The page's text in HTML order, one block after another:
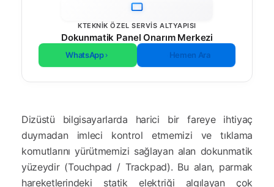
KTEKNIK ÖZEL SERVIS ALTYAPISI
Dokunmatik Panel Onarım Merkezi
WhatsApp Hemen Ara
Dizüstü bilgisayarlarda harici bir fareye ihtiyaç
duymadan imleci kontrol etmemizi ve tıklama
komutlarını yürütmemizi sağlayan alan dokunmatik
yüzeydir (Touchpad / Trackpad). Bu alan, parmak
hareketlerindeki statik elektriği algılayan çok